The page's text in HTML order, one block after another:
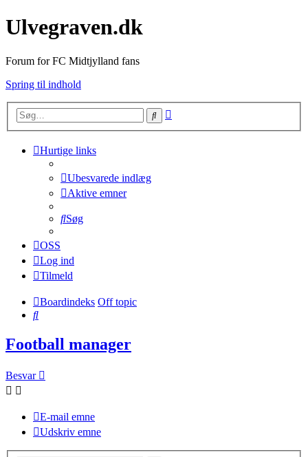
Ulvegraven.dk
Forum for FC Midtjylland fans
Spring til indhold
Søg
Hurtige links
Ubesvarede indlæg
Aktive emner
Søg
OSS
Log ind
Tilmeld
Boardindeks Off topic
Søg
Football manager
Besvar
E-mail emne
Udskriv emne